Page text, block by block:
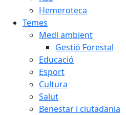
Hemeroteca
Temes
Medi ambient
Gestió Forestal
Educació
Esport
Cultura
Salut
Benestar i ciutadania